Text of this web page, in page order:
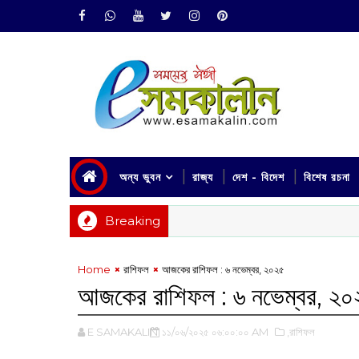
অন্য ভুবন রাজ্য দেশ - বিদেশ বিশেষ রচনা
Breaking
Home রাশিফল আজকের রাশিফল :‌ ৬ নভেম্বর, ২০২৫
আজকের রাশিফল :‌ ৬ নভেম্বর,
E SAMAKALIN ১১/০৬/২০২৫ ০৬:০০:০০ AM ,রাশিফল